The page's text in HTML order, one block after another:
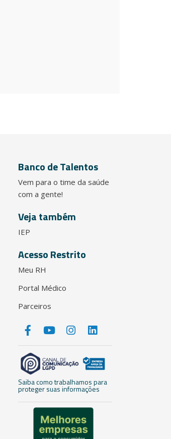
Banco de Talentos
Vem para o time da saúde
com a gente!
Veja também
IEP
Acesso Restrito
Meu RH
Portal Médico
Parceiros
Saiba como trabalhamos para
proteger suas informações